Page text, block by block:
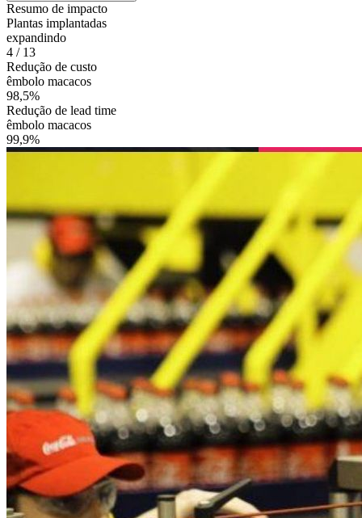
Resumo de impacto
Plantas implantadas
expandindo
4 / 13
Redução de custo
êmbolo macacos
98,5%
Redução de lead time
êmbolo macacos
99,9%